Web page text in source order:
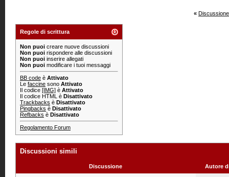
«
Regole di scrittura
Non puoi creare nuove discussioni
Non puoi rispondere alle discussioni
Non puoi inserire allegati
Non puoi modificare i tuoi messaggi
BB code è Attivato
Le faccine sono Attivato
Il codice [IMG] è Attivato
Il codice HTML è Disattivato
Trackbacks è Disattivato
Pingbacks è Disattivato
Refbacks è Disattivato
Regolamento Forum
Discussioni simili
Discussione Autore